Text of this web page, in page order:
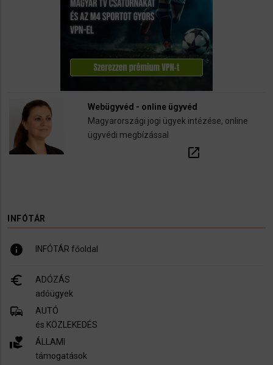
Webügyvéd - online ügyvéd
Magyarországi jogi ügyek intézése, online
ügyvédi megbízással
open_in_new
INFÓTÁR
info INFÓTÁR főoldal
euro_symbol
ADÓZÁS
adóügyek
commute
AUTÓ
és KÖZLEKEDÉS
volunteer_activism
ÁLLAMI
támogatások